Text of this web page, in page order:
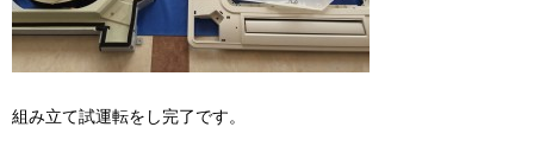
組み立て試運転をし完了です。